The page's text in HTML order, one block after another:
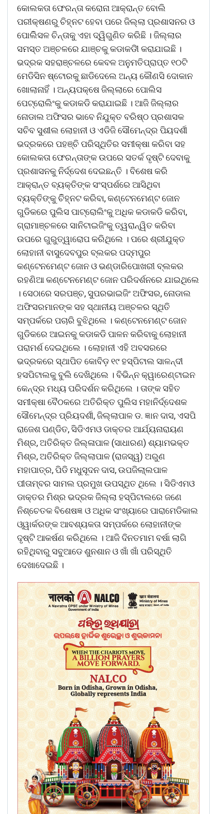
କୋଲକତା ଫେରନ୍ତା କରୋନା ଆକ୍ରାନ୍ତ ବୋଲି
ପରୀକ୍ଷଣରୁ ଚିହ୍ନଟ ହେବା ପରେ ଜିଲ୍ଲା ପ୍ରଶାସନର ଓ
ପୋଲିିସଳ ଚିନ୍ତାକୁ ଏହା ଦ୍ୱିଗୁଣିତ କରିଛି । ଜିଲ୍ଲାର
ସମସ୍ତ ଅଞ୍ଚଳରେ ଯାଞ୍ଚକୁ କଡାକଡିୀ କରାଯାଇଛି ।
ଭଦ୍ରକ ସହରାଞ୍ଚଳରେ କେବଳ ଅନୁମତିପ୍ରାପ୍ତ ୧୦ଟି
ମେଡିସିନ ଷ୍ଟୋରକୁ ଛାଡିଦେଲେ ଅନ୍ୟ କୌଣସି ଦୋକାନ
ଖୋଲାନାହିଁ । ଅନ୍ୟପକ୍ଷେ ଜିଲ୍ଲାରେ ପୋଲିସ
ପେଟ୍ରୋଲିଂକୁ କଡାକଡି କରାଯାଇଛି । ଆଜି ଜିଲ୍ଲାର
ନୋଡାଲ ଅଫିସର ଭାବେ ନିଯୁକ୍ତ ବରିଷ୍ଠ ପ୍ରଶାସକ
ସଚିବ ସୁଶୀଲ ଲୋହାନୀ ଓ ଏଡିଜି ସୌମେନ୍ଦ୍ର ପିୟଦର୍ଶୀ
ଭଦ୍ରକରେ ପହଞ୍ଚି ପରିସ୍ଥିତିର ସମୀକ୍ଷା କରିବା ସହ
କୋଲକତା ଫେରନ୍ତାଙ୍କ ଉପରେ ସତର୍କ ଦୃଷ୍ଟି ଦେବାକୁ
ପ୍ରଶାସନକୁ ନିର୍ଦ୍ଦେଶ ଦେଇଛନ୍ତି । ବିଶେଷ କରି
ଆକ୍ରାନ୍ତ ବ୍ୟକ୍ତିଙ୍କ ସଂସ୍ପର୍ଶରେ ଆସିଥିବା
ବ୍ୟକ୍ତିଙ୍କୁ ଚିିହ୍ନଟ କରିବା, କଣ୍ଟେନମେଣ୍ଟ ଜୋନ
ଗୁଡିକରେ ପୁଲିସ ପାଟ୍ରୋଲିଂକୁ ଅଧିକ କଡାକଡି କରିବା,
ଗ୍ରାମାଞ୍ଚଳରେ ସାନିଟାଇଜିଂକୁ ତ୍ୱରାନ୍ୱିତ କରିବା
ଉପରେ ଗୁରୁତ୍ୱାରୋପ କରିଥିଲେ । ପରେ ଶ୍ରୀଯୁକ୍ତ
ଲୋହାନୀ ବାସୁଦେବପୁର ବ୍ଲକର ପଦ୍ମପୁର
କଣ୍ଟେନମେଣ୍ଟ ଜୋନ ଓ ଭଣ୍ଡାରିପୋଖରୀ ବ୍ଲକର
ରହଣିଆ କଣ୍ଟେନମେଣ୍ଟ ଜୋନ ପରିଦର୍ଶନରେ ଯାଇଥିଲେ
। ସେଠାରେ ସରପଞ୍ଚ, ସୁପରଭାଇଜିଂ ଅଫିସର, ନୋଡାଲ
ଅଫିସରମାନଙ୍କ ସହ ସ୍ଥାନୀୟ ଅଞ୍ଚଳର ସ୍ଥିତି
ସମ୍ପର୍କରେ ପଚାରି ବୁଝିଥିଲେ । କଣ୍ଟେନମେଣ୍ଟ ଜୋନ
ଗୁଡିକରେ ଆଇନକୁ କଡାକଡି ପାଳନ କରିବାକୁ ଲୋହାନୀ
ପରାମର୍ଶ ଦେଇଥିଲେ । ଲୋହାନୀ ଏହି ଅବସରରେ
ଭଦ୍ରକରେ ସ୍ଥାପିତ କୋବିଡ଼ ୧୯ ହସ୍‍ପିଟାଲ ସାଳନ୍ଦୀ
ହସପିଟାଲକୁ ବୁଲି ଦେଖିଥିଲେ । ବିଭିନ୍ନ କ୍ୱାରେଣ୍ଟାଇନ
କେନ୍ଦ୍ର ମଧ୍ୟ ପରିଦର୍ଶନ କରିଥିଲେ । ତାଙ୍କ ସହିତ
ସମୀକ୍ଷା ବୈଠକରେ ଅତିରିକ୍ତ ପୁଲିସ ମହାନିର୍ଦ୍ଦେଶକ
ସୌମେନ୍ଦ୍ର ପ୍ରିୟଦର୍ଶୀ, ଜିଲ୍ଲାପାଳ ଡ. ଜ୍ଞାନ ଦାସ, ଏସପି
ରାଜେଶ ପଣ୍ଡିତ, ସିଡିଏମଓ ଡାକ୍ତର ଆର୍ଯ୍ୟନାରାୟଣ
ମିଶ୍ର, ଅତିରିକ୍ତ ଜିଲ୍ଳାପାଳ (ସାଧାରଣ) ଶ୍ୟାମଭକ୍ତ
ମିଶ୍ର, ଅତିରିକ୍ତ ଜିଲ୍ଲାପାଳ (ରାଜସ୍ୱ) ଅରୁଣ
ମହାପାତ୍ର, ପିଡି ମଧୁସୂଦନ ଦାସ, ଉପଜିଲା୍ଲପାଳ
ପୀତାମ୍ବର ସାମଲ ପ୍ରମୁଖ ଉପସ୍ଥିତ ଥିଲେ । ସିଡିଏମଓ
ଡାକ୍ତର ମିଶ୍ର ଭଦ୍ରକ ଜିଲ୍ଲା ହସ୍ପିଟାଲରେ ଜଣେ
ନିଶ୍ଚେତକ ବିଶେଷଜ୍ଞ ଓ ଅଧିକ ସଂଖ୍ୟାରେ ପାରାମେଡିକାଲ
ଓ୍ୱାର୍କରଙ୍କ ଆବଶ୍ୟକତା ସମ୍ପର୍କରେ ଲୋହାନୀଙ୍କ
ଦୃଷ୍ଟି ଆକର୍ଷଣ କରିଥିଲେ । ଆଜି ଦିନତମାମ ବର୍ଷା ଲାଗି
ରହିଥିବାରୁ ସବୁଆଡେ ଶୁନଶାନ ଓ ଖାଁ ଖାଁ ପରିସ୍ଥିତି
ଦେଖାଦେଇଛି ।